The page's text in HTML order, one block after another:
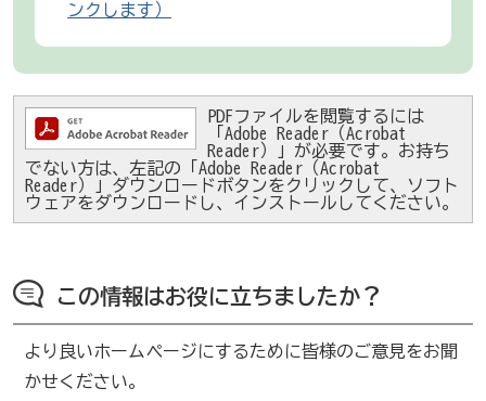
ンクします）
PDFファイルを閲覧するには
「Adobe Reader（Acrobat
Reader）」が必要です。お持ち
でない方は、左記の「Adobe Reader（Acrobat
Reader）」ダウンロードボタンをクリックして、ソフト
ウェアをダウンロードし、インストールしてください。
この情報はお役に立ちましたか？
より良いホームページにするために皆様のご意見をお聞
かせください。